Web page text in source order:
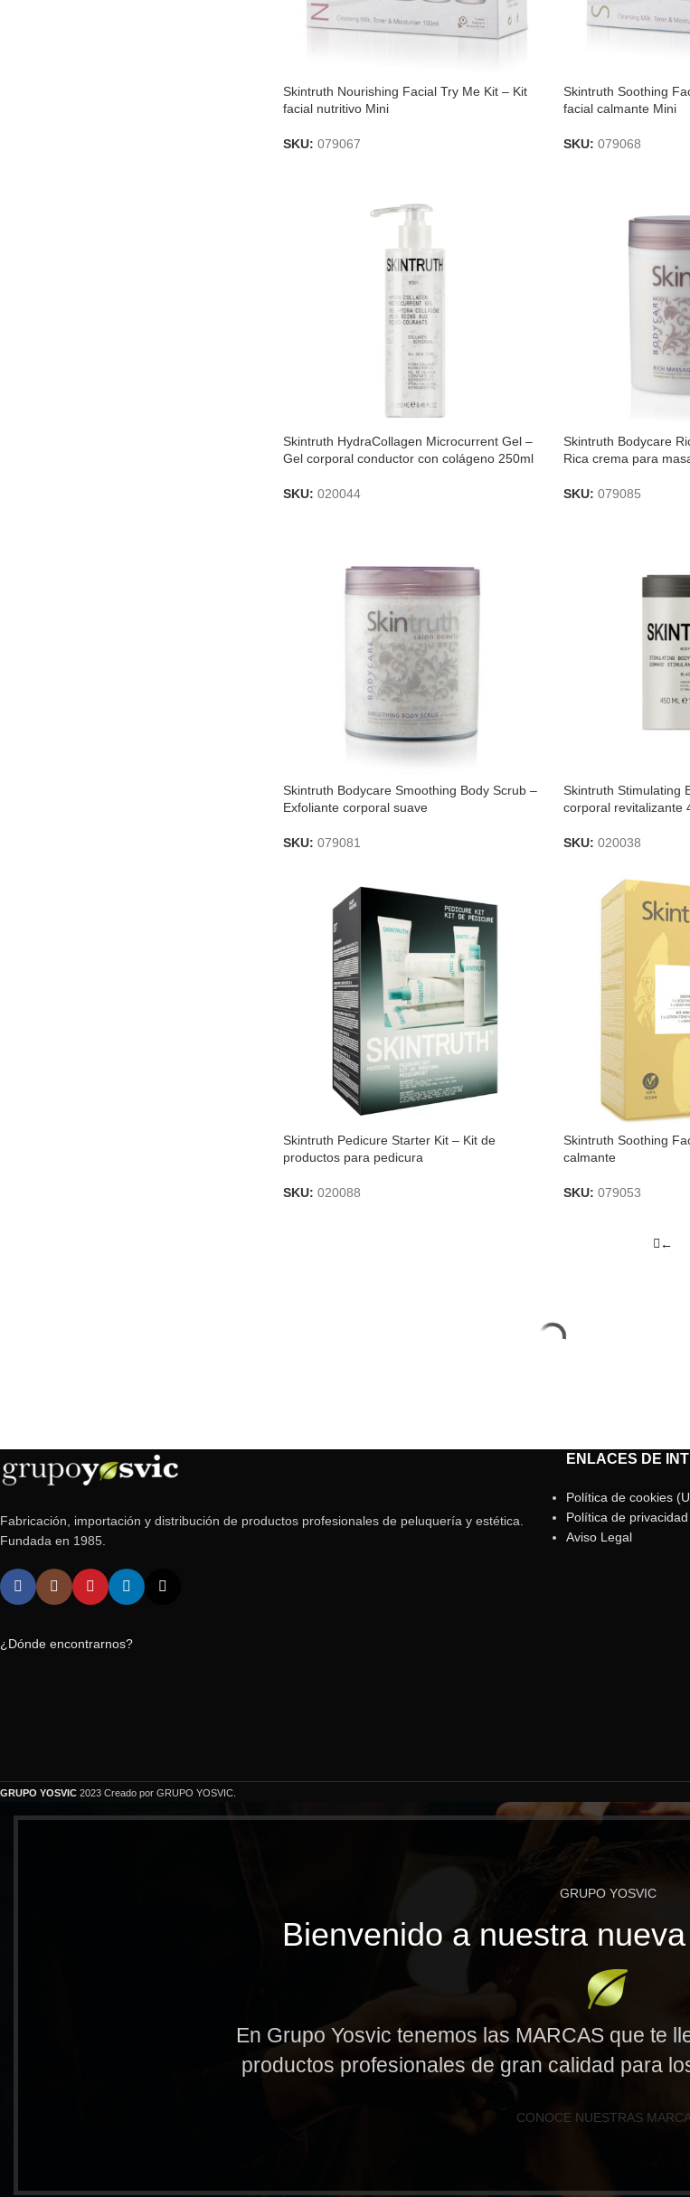
Skintruth Nourishing Facial Try Me Kit – Kit
facial nutritivo Mini
SKU: 079067
Skintruth Soothing
facial calmante Mini
SKU: 079068
Skintruth HydraCollagen Microcurrent Gel –
Gel corporal conductor con colágeno 250ml
SKU: 020044
Skintruth Bodycare
Rica crema para
SKU: 079085
Skintruth Bodycare Smoothing Body Scrub –
Exfoliante corporal suave
SKU: 079081
Skintruth Stimulating
corporal revitalizante
SKU: 020038
Skintruth Pedicure Starter Kit – Kit de
productos para pedicura
SKU: 020088
Skintruth Soothing
calmante
SKU: 079053
←
Fabricación, importación y distribución de productos profesionales de peluquería y estética.
Fundada en 1985.
¿Dónde encontrarnos?
ENLACES DE
Política de cookies
Política de privacidad
Aviso Legal
GRUPO YOSVIC 2023 Creado por GRUPO YOSVIC.
GRUPO YOSVIC
Bienvenido a nuestra
En Grupo Yosvic tenemos las MARCAS que te
productos profesionales de gran calidad para
CONOCE NUESTRAS